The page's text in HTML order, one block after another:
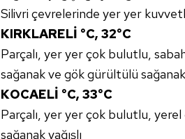
Silivri çevrelerinde yer yer
KIRKLARELİ °C, 32°C
Parçalı, yer yer çok bulutlu,
sağanak ve gök gürültülü sağanak
KOCAELİ °C, 33°C
Parçalı, yer yer çok bulutlu,
sağanak yağışlı